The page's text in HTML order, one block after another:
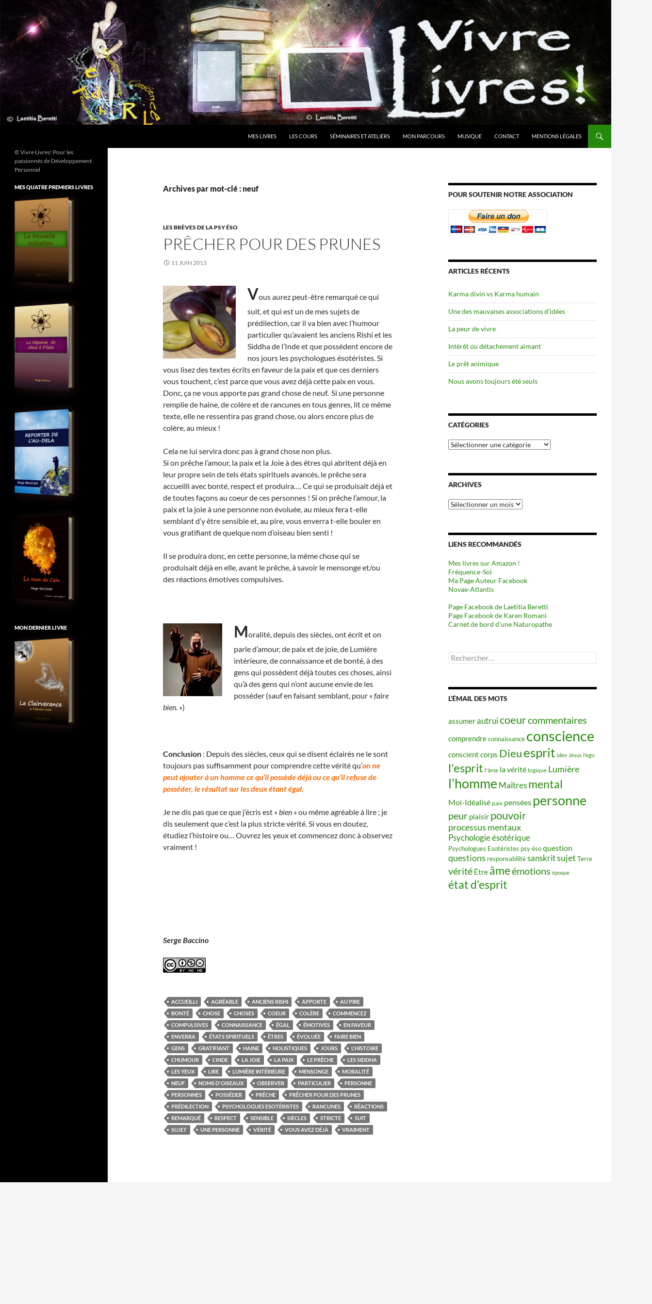
contenu
MES LIVRES LES COURS SÉMINAIRES ET ATELIERS MON PARCOURS MUSIQUE CONTACT MENTIONS LÉGALES
Archives par mot-clé : neuf
LES BRÈVES DE LA PSY ÉSO
PRÊCHER POUR DES PRUNES
11 JUIN 2013
Vous aurez peut-être remarqué ce qui
suit, et qui est un de mes sujets de
prédilection, car il va bien avec l’humour
particulier qu’avaient les anciens Rishi et les
Siddha de l’Inde et que possèdent encore de
nos jours les psychologues ésotéristes. Si
vous lisez des textes écrits en faveur de la paix et que ces derniers
vous touchent, c’est parce que vous avez déjà cette paix en vous.
Donc, ça ne vous apporte pas grand chose de neuf. Si une personne
remplie de haine, de colère et de rancunes en tous genres, lit ce même
texte, elle ne ressentira pas grand chose, ou alors encore plus de
colère, au mieux !
Cela ne lui servira donc pas à grand chose non plus.
Si on prêche l’amour, la paix et la Joie à des êtres qui abritent déjà en
leur propre sein de tels états spirituels avancés, le prêche sera
accueilli avec bonté, respect et produira…. Ce qui se produisait déjà et
de toutes façons au coeur de ces personnes ! Si on prêche l’amour, la
paix et la joie à une personne non évoluée, au mieux fera t-elle
semblant d’y être sensible et, au pire, vous enverra t-elle bouler en
vous gratifiant de quelque nom d’oiseau bien senti !
Il se produira donc, en cette personne, la même chose qui se
produisait déjà en elle, avant le prêche, à savoir le mensonge et/ou
des réactions émotives compulsives.
Moralité, depuis des siècles, ont écrit et on
parle d’amour, de paix et de joie, de Lumière
intérieure, de connaissance et de bonté, à des
gens qui possèdent déjà toutes ces choses, ainsi
qu’à des gens qui n’ont aucune envie de les
posséder (sauf en faisant semblant, pour « faire
bien. »)
Conclusion : Depuis des siècles, ceux qui se disent éclairés ne le sont
toujours pas suffisamment pour comprendre cette vérité qu’on ne
peut ajouter à un homme ce qu’il possède déjà ou ce qu’il refuse de
posséder, le résultat sur les deux étant égal.
Je ne dis pas que ce que j’écris est « bien » ou même agréable à lire ; je
dis seulement que c’est la plus stricte vérité. Si vous en doutez,
étudiez l’histoire ou… Ouvrez les yeux et commencez donc à observez
vraiment !
Serge Baccino
ACCUEILLI AGRÉABLE ANCIENS RISHI APPORTE
AU PIRE
BONTÉ
CHOSE CHOSES COEUR COLÈRE
COMMENCEZ
COMPULSIVES
CONNAISSANCE ÉGAL ÉMOTIVES
EN FAVEUR
ENVERRA
ÉTATS SPIRITUELS ÊTRES ÉVOLUÉE
FAIRE BIEN
GENS
GRATIFIANT HAINE HOLISTIQUES JOURS
L'HISTOIRE
L'HUMOUR
L'INDE LA JOIE LA PAIX LE PRÊCHE
LES SIDDHA
LES YEUX
LIRE LUMIÈRE INTÉRIEURE MENSONGE
MORALITÉ
NEUF
NOMS D'OISEAUX OBSERVER PARTICULIER
PERSONNE
PERSONNES
POSSÉDER PRÊCHE
PRÊCHER POUR DES PRUNES
PRÉDILECTION
PSYCHOLOGUES ESOTÉRISTES RANCUNES
RÉACTIONS
REMARQUÉ
RESPECT SENSIBLE SIÈCLES STRICTE
SUIT
SUJET
UNE PERSONNE VÉRITÉ VOUS AVEZ DÉJÀ VRAIMENT
POUR SOUTENIR NOTRE ASSOCIATION
ARTICLES RÉCENTS
Karma divin vs Karma humain
Une des mauvaises associations d’idées
La peur de vivre
Intérêt ou détachement aimant
Le prêt animique
Nous avons toujours été seuls
CATÉGORIES
Catégories
ARCHIVES
Archives
LIENS RECOMMANDÉS
Mes livres sur Amazon !
Fréquence-Soi
Ma Page Auteur Facebook
Novae-Atlantis
Page Facebook de Laetitia Beretti
Page Facebook de Karen Romani
Carnet de bord d’une Naturopathe
Rechercher :
L’ÉMAIL DES MOTS
assumerautruicoeurcommentaires
comprendreconnaissance conscience
conscient corps Dieuesprit idée Jésus l'ego
l'esprit l'âme la vérité logique Lumière
l’homme Maîtres mental
Moi-Idéalisé paix pensées personne
peur plaisir pouvoir
processus mentaux
Psychologie ésotérique
Psychologues Esotéristes psy ésoquestion
questions responsabilitésanskritsujet Terre
vérité Être âmeémotions époque
état d'esprit
© Vivre Livres! Pour les
passionnés de Développement
Personnel
MES QUATRE PREMIERS LIVRES
MON DERNIER LIVRE